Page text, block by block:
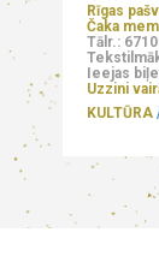
Rīgas
Čaka
Tālr.:
Ieejas
Uzzini
KULTŪRA